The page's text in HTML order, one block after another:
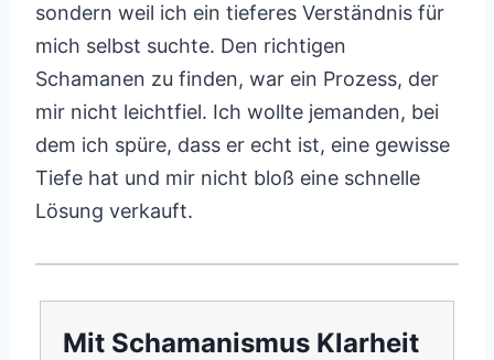
sondern weil ich ein tieferes Verständnis für
mich selbst suchte. Den richtigen
Schamanen zu finden, war ein Prozess, der
mir nicht leichtfiel. Ich wollte jemanden, bei
dem ich spüre, dass er echt ist, eine gewisse
Tiefe hat und mir nicht bloß eine schnelle
Lösung verkauft.
Mit Schamanismus Klarheit